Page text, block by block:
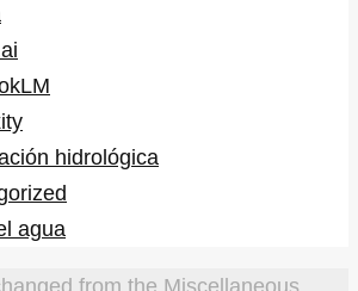
hidrológica
agua
from the Miscellaneous